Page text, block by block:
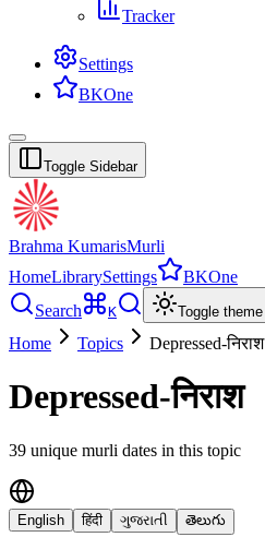
Tracker
Settings
BKOne
Toggle Sidebar
Brahma KumarisMurli
HomeLibrarySettings
BKOne
Search
K Toggle theme
Home Topics Depressed-निराश
Depressed-निराश
39 unique murli dates in this topic
English हिंदी ગુજરાતી తెలుగు